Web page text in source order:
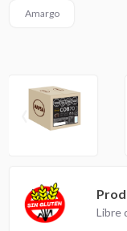
Amargo
‹
Libre